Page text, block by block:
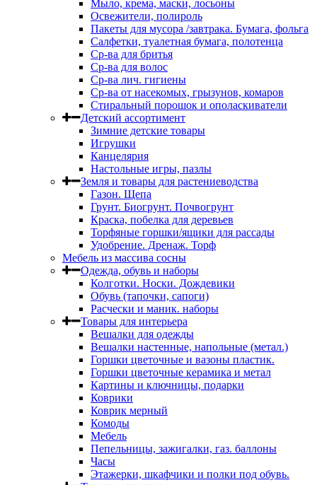
Мыло, крема, маски, лосьоны
Освежители, полироль
Пакеты для мусора /завтрака. Бумага, фольга
Салфетки, туалетная бумага, полотенца
Ср-ва для бритья
Ср-ва для волос
Ср-ва лич. гигиены
Ср-ва от насекомых, грызунов, комаров
Стиральный порошок и ополаскиватели
Детский ассортимент
Зимние детские товары
Игрушки
Канцелярия
Настольные игры, пазлы
Земля и товары для растениеводства
Газон. Щепа
Грунт. Биогрунт. Почвогрунт
Краска, побелка для деревьев
Торфяные горшки/ящики для рассады
Удобрение. Дренаж. Торф
Мебель из массива сосны
Одежда, обувь и наборы
Колготки. Носки. Дождевики
Обувь (тапочки, сапоги)
Расчески и маник. наборы
Товары для интерьера
Вешалки для одежды
Вешалки настенные, напольные (метал.)
Горшки цветочные и вазоны пластик.
Горшки цветочные керамика и метал
Картины и ключницы, подарки
Коврики
Коврик мерный
Комоды
Мебель
Пепельницы, зажигалки, газ. баллоны
Часы
Этажерки, шкафчики и полки под обувь.